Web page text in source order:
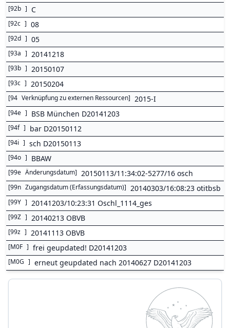
[92b ] C
[92c ] 08
[92d ] 05
[93a ] 20141218
[93b ] 20150107
[93c ] 20150204
[94 Verknüpfung zu externen Ressourcen] 2015-I
[94e ] BSB München D20141203
[94f ] bar D20150112
[94i ] sch D20150113
[94o ] BBAW
[99e Änderungsdatum] 20150113/11:34:02-5277/16 osch
[99n Zugangsdatum (Erfassungsdatum)] 20140303/16:08:23 otitbsb
[99Y ] 20141203/10:23:31 Oschl_1114_ges
[99Z ] 20140213 OBVB
[99z ] 20141113 OBVB
[M0F ] frei geupdated! D20141203
[M0G ] erneut geupdated nach 20140627 D20141203